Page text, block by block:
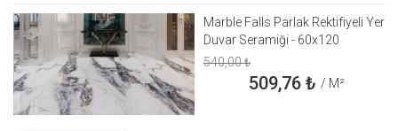
Marble Falls Parlak Rektifiyeli Yer
Duvar Seramiği - 60x120
540,00₺
509,76₺ / M²